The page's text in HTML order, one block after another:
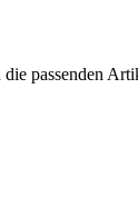
passenden